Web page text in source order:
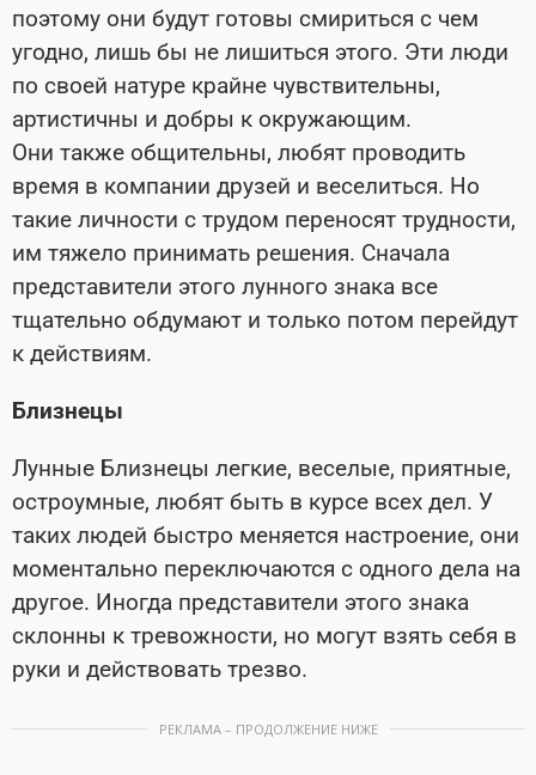
поэтому они будут готовы смириться с чем
угодно, лишь бы не лишиться этого. Эти люди
по своей натуре крайне чувствительны,
артистичны и добры к окружающим.
Они также общительны, любят проводить
время в компании друзей и веселиться. Но
такие личности с трудом переносят трудности,
им тяжело принимать решения. Сначала
представители этого лунного знака все
тщательно обдумают и только потом перейдут
к действиям.
Близнецы
Лунные Близнецы легкие, веселые, приятные,
остроумные, любят быть в курсе всех дел. У
таких людей быстро меняется настроение, они
моментально переключаются с одного дела на
другое. Иногда представители этого знака
склонны к тревожности, но могут взять себя в
руки и действовать трезво.
РЕКЛАМА – ПРОДОЛЖЕНИЕ НИЖЕ